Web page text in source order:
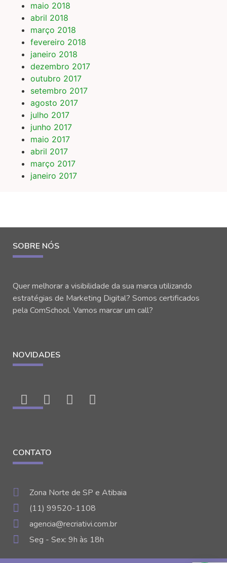
maio 2018
abril 2018
março 2018
fevereiro 2018
janeiro 2018
dezembro 2017
outubro 2017
setembro 2017
agosto 2017
julho 2017
junho 2017
maio 2017
abril 2017
março 2017
janeiro 2017
SOBRE NÓS
Quer melhorar a visibilidade da sua marca utilizando
estratégias de Marketing Digital? Somos certificados
pela ComSchool. Vamos marcar um call?
NOVIDADES
CONTATO
Zona Norte de SP e Atibaia
(11) 99520-1108
agencia@recriativi.com.br
Seg - Sex: 9h às 18h